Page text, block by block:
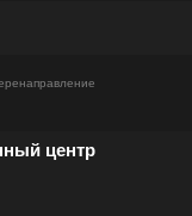
центр